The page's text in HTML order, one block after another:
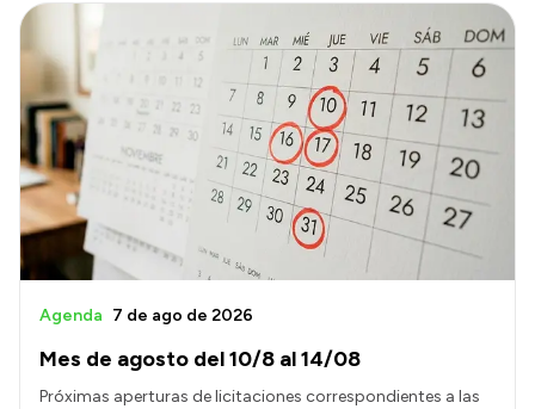
Mes de agosto del 10/8 al 14/08
Agenda 7 de ago de 2026
Próximas aperturas de licitaciones correspondientes a las